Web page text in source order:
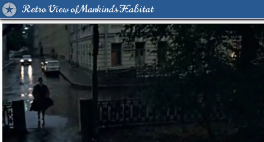
Retro View of Mankind's Habitat